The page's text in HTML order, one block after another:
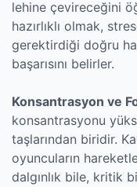
lehine çevireceğini
hazırlıklı olmak,
gerektirdiği doğru
başarısını belirler.
Konsantrasyon ve
konsantrasyonu
taşlarından biridir.
oyuncuların
dalgınlık bile, kritik